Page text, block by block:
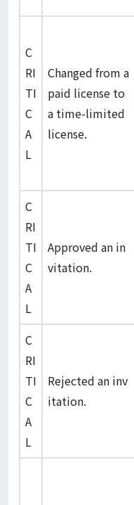
C
RI
TI
C
A
L
Changed from a
paid license to
a time-limited
license.
C
RI
TI
C
A
L
Approved an in
vitation.
C
RI
TI
C
A
L
Rejected an inv
itation.